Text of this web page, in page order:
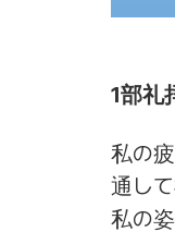
1部礼
私の
通し
私の